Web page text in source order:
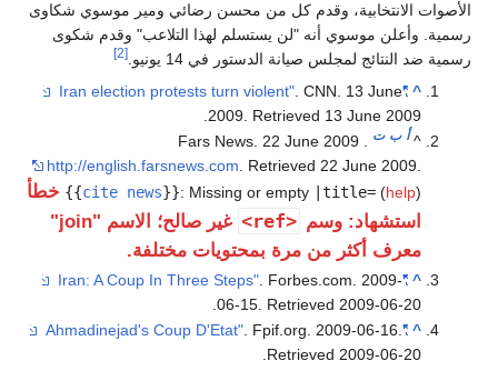
الأصوات الانتخابية، وقدم كل من محسن رضائي ومير موسوي شكاوى
رسمية. وأعلن موسوي أنه "لن يستسلم لهذا التلاعب" وقدم شكوى
رسمية ضد النتائج لمجلس صيانة الدستور في 14 يونيو.
[2]
^
"Iran election protests turn violent"
. CNN. 13 June
2009 . Retrieved 13 June 2009
^أ ب ت . Fars News. 22 June 2009
http://english.farsnews.com. Retrieved22 June 2009.
{{cite news}}: Missing or empty |title= (help)
خطأ
استشهاد: وسم <ref>
غير صالح؛ الاسم "join"
معرف أكثر من مرة بمحتويات مختلفة.
^
"Iran: A Coup In Three Steps"
. Forbes.com. 2009-
06-15 . Retrieved 2009-06-20
.
^
"Ahmadinejad's Coup D'Etat"
. Fpif.org. 2009-06-16.
Retrieved2009-06-20
.